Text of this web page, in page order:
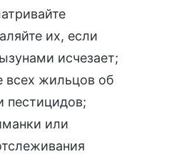
их, если
исчезает;
всех жильцов об
пестицидов;
или